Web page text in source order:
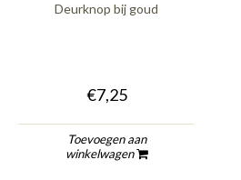
Deurknop bij goud
€7,25
Toevoegen aan
winkelwagen